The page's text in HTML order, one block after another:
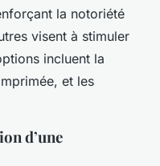
la notoriété
visent à stimuler
incluent la
et les
d’une